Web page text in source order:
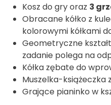
Kosz do gry oraz 3
Obracane kółko z
kolorowymi kółkami
Geometryczne
zadanie polega na
Kółka zębate do
Muszelka-książeczka
Grające pianinko w